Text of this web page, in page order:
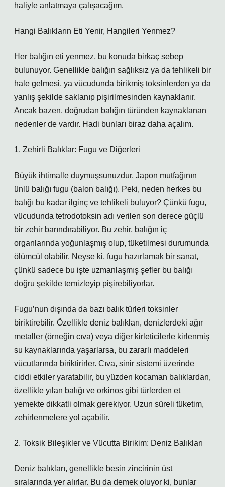
haliyle anlatmaya çalışacağım.
Hangi Balıkların Eti Yenir, Hangileri Yenmez?
Her balığın eti yenmez, bu konuda birkaç sebep
bulunuyor. Genellikle balığın sağlıksız ya da tehlikeli bir
hale gelmesi, ya vücudunda birikmiş toksinlerden ya da
yanlış şekilde saklanıp pişirilmesinden kaynaklanır.
Ancak bazen, doğrudan balığın türünden kaynaklanan
nedenler de vardır. Hadi bunları biraz daha açalım.
1. Zehirli Balıklar: Fugu ve Diğerleri
Büyük ihtimalle duymuşsunuzdur, Japon mutfağının
ünlü balığı fugu (balon balığı). Peki, neden herkes bu
balığı bu kadar ilginç ve tehlikeli buluyor? Çünkü fugu,
vücudunda tetrodotoksin adı verilen son derece güçlü
bir zehir barındırabiliyor. Bu zehir, balığın iç
organlarında yoğunlaşmış olup, tüketilmesi durumunda
ölümcül olabilir. Neyse ki, fugu hazırlamak bir sanat,
çünkü sadece bu işte uzmanlaşmış şefler bu balığı
doğru şekilde temizleyip pişirebiliyorlar.
Fugu’nun dışında da bazı balık türleri toksinler
biriktirebilir. Özellikle deniz balıkları, denizlerdeki ağır
metaller (örneğin cıva) veya diğer kirleticilerle kirlenmiş
su kaynaklarında yaşarlarsa, bu zararlı maddeleri
vücutlarında biriktirirler. Cıva, sinir sistemi üzerinde
ciddi etkiler yaratabilir, bu yüzden kocaman balıklardan,
özellikle yılan balığı ve orkinos gibi türlerden et
yemekte dikkatli olmak gerekiyor. Uzun süreli tüketim,
zehirlenmelere yol açabilir.
2. Toksik Bileşikler ve Vücutta Birikim: Deniz Balıkları
Deniz balıkları, genellikle besin zincirinin üst
sıralarında yer alırlar. Bu da demek oluyor ki, bunlar